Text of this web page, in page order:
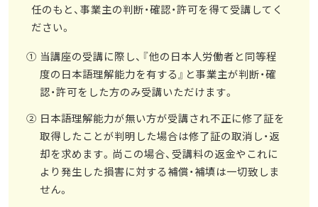
任のもと、事業主の判断・確認・許可を得て受講してく
ださい。
当講座の受講に際し、『他の日本人労働者と同等程
度の日本語理解能力を有する』と事業主が判断・確
認・許可をした方のみ受講いただけます。
日本語理解能力が無い方が受講され不正に修了証を
取得したことが判明した場合は修了証の取消し・返
却を求めます。尚この場合、受講料の返金やこれに
より発生した損害に対する補償・補填は一切致しま
せん。